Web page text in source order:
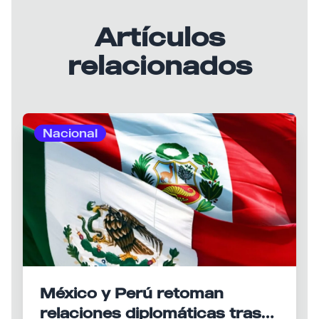
Artículos
relacionados
Nacional
México y Perú retoman
relaciones diplomáticas tras